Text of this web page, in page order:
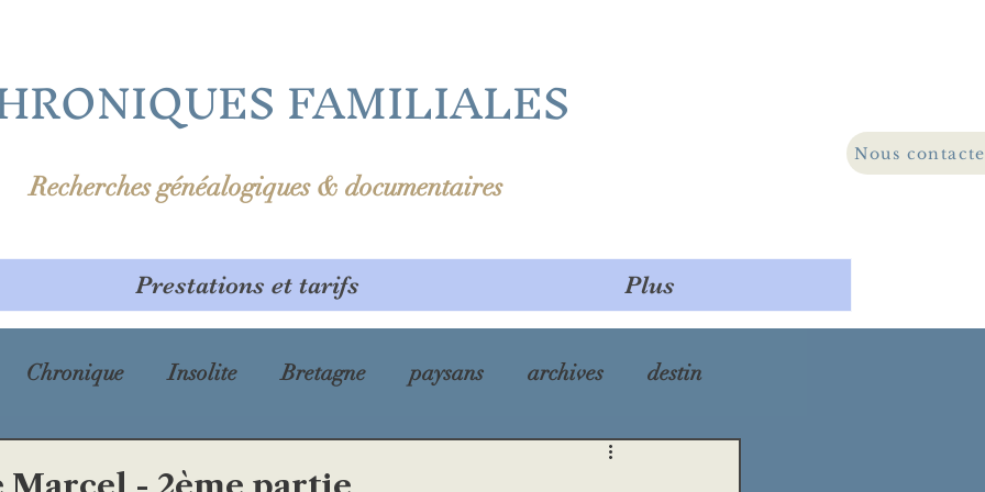
FAMILIALES
Recherches généalogiques & documentaires
Nous
Prestations et tarifs Plus
Chronique Insolite Bretagne paysans archives destin
maladie